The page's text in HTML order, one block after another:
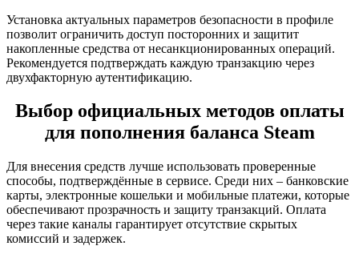
Установка актуальных параметров безопасности в профиле
позволит ограничить доступ посторонних и защитит
накопленные средства от несанкционированных операций.
Рекомендуется подтверждать каждую транзакцию через
двухфакторную аутентификацию.
Выбор официальных методов оплаты
для пополнения баланса Steam
Для внесения средств лучше использовать проверенные
способы, подтверждённые в сервисе. Среди них – банковские
карты, электронные кошельки и мобильные платежи, которые
обеспечивают прозрачность и защиту транзакций. Оплата
через такие каналы гарантирует отсутствие скрытых
комиссий и задержек.